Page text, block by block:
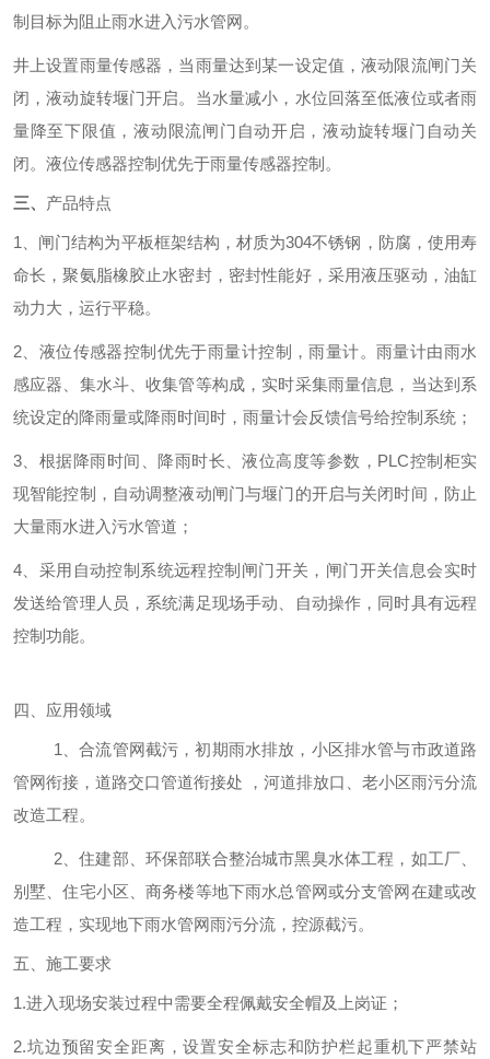
制目标为阻止雨水进入污水管网。
井上设置雨量传感器，当雨量达到某一设定值，液动限流闸门关
闭，液动旋转堰门开启。当水量减小，水位回落至低液位或者雨
量降至下限值，液动限流闸门自动开启，液动旋转堰门自动关
闭。液位传感器控制优先于雨量传感器控制。
三、 产品特点
1、闸门结构为平板框架结构，材质为304不锈钢，防腐，使用寿
命长，聚氨脂橡胶止水密封，密封性能好，采用液压驱动，油缸
动力大，运行平稳。
2、液位传感器控制优先于雨量计控制，雨量计。雨量计由雨水
感应器、集水斗、收集管等构成，实时采集雨量信息，当达到系
统设定的降雨量或降雨时间时，雨量计会反馈信号给控制系统；
3、根据降雨时间、降雨时长、液位高度等参数，PLC控制柜实
现智能控制，自动调整液动闸门与堰门的开启与关闭时间，防止
大量雨水进入污水管道；
4、采用自动控制系统远程控制闸门开关，闸门开关信息会实时
发送给管理人员，系统满足现场手动、自动操作，同时具有远程
控制功能。
四、应用领域
1、合流管网截污，初期雨水排放，小区排水管与市政道路
管网衔接，道路交口管道衔接处 ，河道排放口、老小区雨污分流
改造工程。
2、住建部、环保部联合整治城市黑臭水体工程，如工厂、
别墅、住宅小区、商务楼等地下雨水总管网或分支管网在建或改
造工程，实现地下雨水管网雨污分流，控源截污。
五 、施工要求
1.进入现场安装过程中需要全程佩戴安全帽及上岗证 ；
2.坑边预留安全距离，设置安全标志和防护栏起重机下严禁站